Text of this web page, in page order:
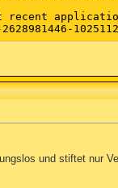
recent
recent
Recent file
(1)
und stiftet nur